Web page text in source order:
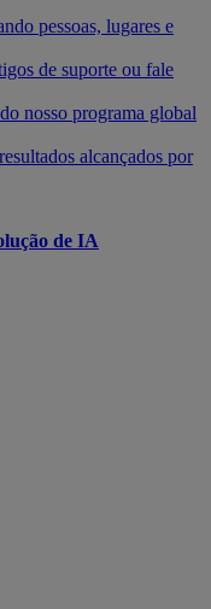
pessoas, lugares e
de suporte ou fale
nosso programa global
alcançados por
de IA